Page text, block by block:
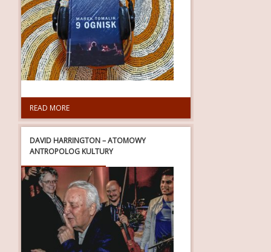
FRIENDS
READ MORE
DAVID HARRINGTON – ATOMOWY
ANTROPOLOG KULTURY